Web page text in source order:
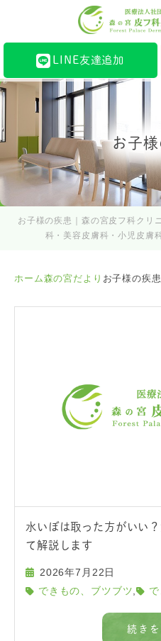
LINE友達追加
お子
お子様の疾患｜森の宮皮フ科クリ
科・美容皮膚科・小児皮膚
ホーム森の宮だより お子様の疾患
水いぼは取った方がいい
て解説します
2026年7月22日
できもの、ブツブツ ,
続き